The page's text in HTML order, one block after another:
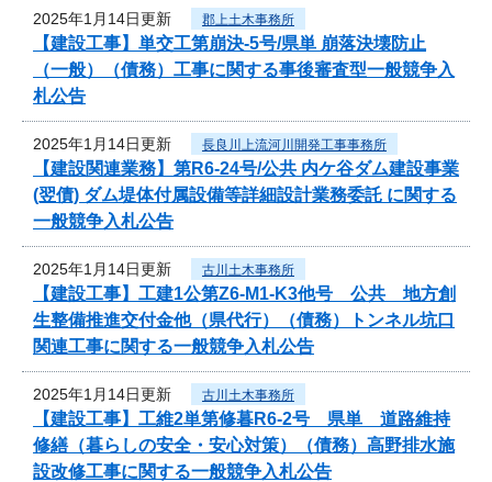
2025年1月14日更新 郡上土木事務所
【建設工事】単交工第崩決-5号/県単 崩落決壊防止
（一般）（債務）工事に関する事後審査型一般競争入
札公告
2025年1月14日更新 長良川上流河川開発工事事務所
【建設関連業務】第R6-24号/公共 内ケ谷ダム建設事業
(翌債) ダム堤体付属設備等詳細設計業務委託 に関する
一般競争入札公告
2025年1月14日更新 古川土木事務所
【建設工事】工建1公第Z6-M1-K3他号 公共 地方創
生整備推進交付金他（県代行）（債務）トンネル坑口
関連工事に関する一般競争入札公告
2025年1月14日更新 古川土木事務所
【建設工事】工維2単第修暮R6-2号 県単 道路維持
修繕（暮らしの安全・安心対策）（債務）高野排水施
設改修工事に関する一般競争入札公告